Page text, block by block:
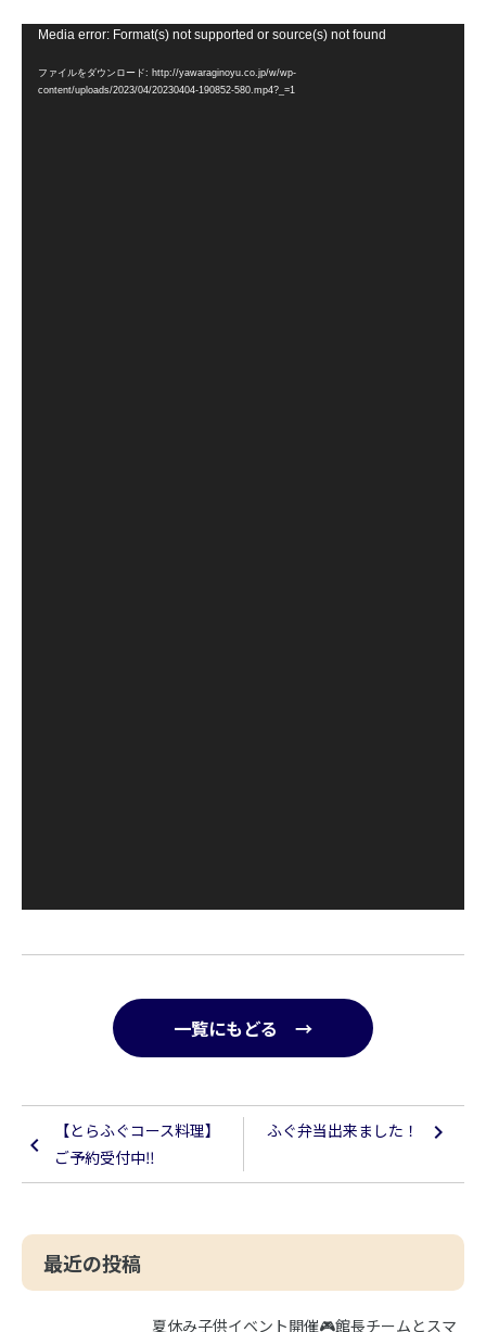
Media error: Format(s) not supported or source(s) not found
ファイルをダウンロード: http://yawaraginoyu.co.jp/w/wp-
content/uploads/2023/04/20230404-190852-580.mp4?_=1
一覧にもどる →
【とらふぐコース料理】
ご予約受付中‼︎
ふぐ弁当出来ました！
最近の投稿
夏休み子供イベント開催🎮館長チームとスマ